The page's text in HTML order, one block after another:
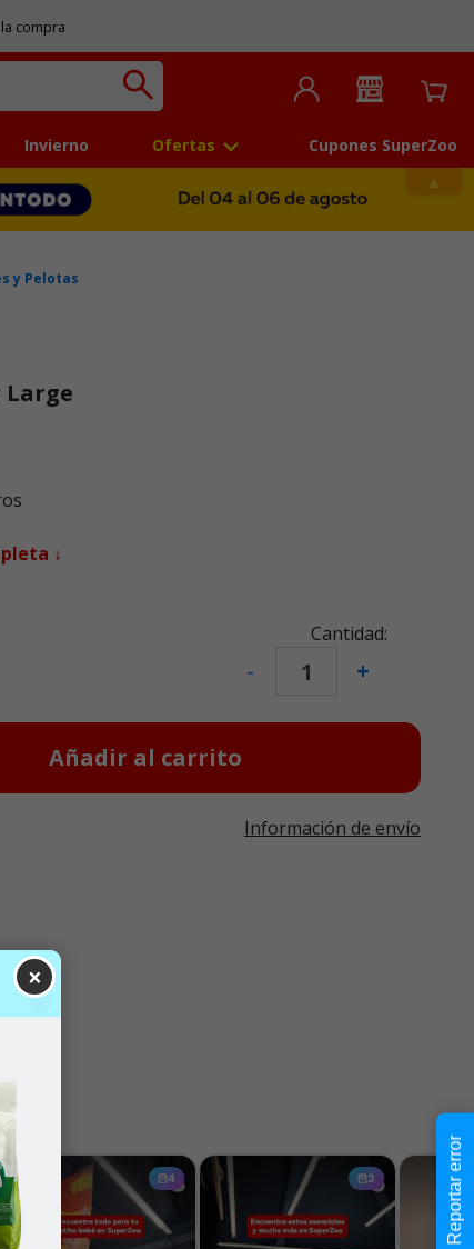
compra
Invierno Ofertas Cupones SuperZoo
y Pelotas
↓
Cantidad:
- +
Añadir al carrito
Información de envío
×
Reportar error